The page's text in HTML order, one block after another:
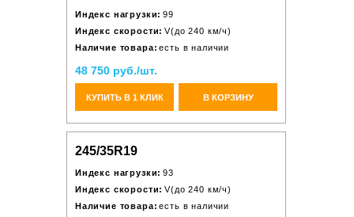
Индекс нагрузки: 99
Индекс скорости: V(до 240 км/ч)
Наличие товара: есть в наличии
48 750 руб./шт.
КУПИТЬ В 1 КЛИК В КОРЗИНУ
245/35R19
Индекс нагрузки: 93
Индекс скорости: V(до 240 км/ч)
Наличие товара: есть в наличии